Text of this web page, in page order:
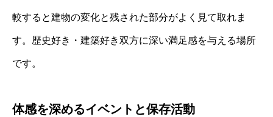
較すると建物の変化と残された部分がよく見て取れま
す。歴史好き・建築好き双方に深い満足感を与える場所
です。
体感を深めるイベントと保存活動